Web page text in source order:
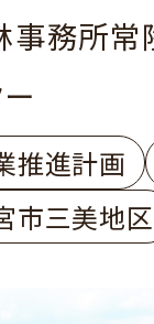
事務所
推進計画
市三美地区